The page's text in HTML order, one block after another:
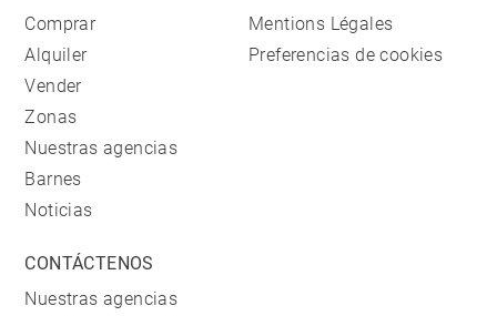
Comprar
Alquiler
Vender
Zonas
Nuestras agencias
Barnes
Noticias
Mentions Légales
Preferencias de cookies
CONTÁCTENOS
Nuestras agencias